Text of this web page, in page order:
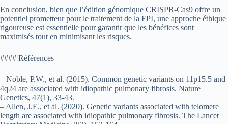
En conclusion, bien que l’édition génomique CRISPR-Cas9 offre un
potentiel prometteur pour le traitement de la FPI, une approche éthique
rigoureuse est essentielle pour garantir que les bénéfices sont
maximisés tout en minimisant les risques.
#### Références
– Noble, P.W., et al. (2015). Common genetic variants on 11p15.5 and
4q24 are associated with idiopathic pulmonary fibrosis. Nature
Genetics, 47(1), 33-43.
– Allen, J.E., et al. (2020). Genetic variants associated with telomere
length are associated with idiopathic pulmonary fibrosis. The Lancet